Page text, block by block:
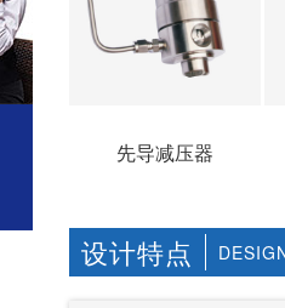
先导减压器
设计特点